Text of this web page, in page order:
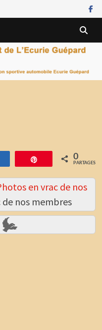
Épingle 0
PARTAGES
en vrac de nos
nos membres